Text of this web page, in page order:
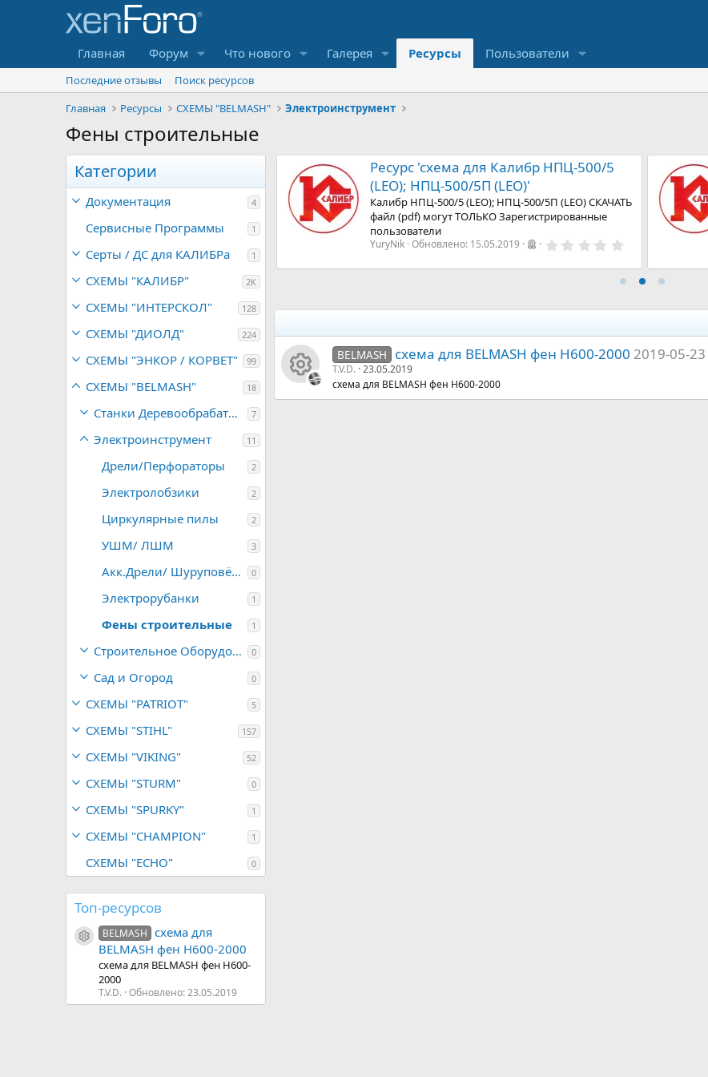
Главная Форум Что нового Галерея Ресурсы Пользователи
Последние отзывы
Поиск ресурсов
Главная
Ресурсы СХЕМЫ "BELMASH" Электроинструмент
Фены строительные
Категории
Документация 4
Сервисные Программы 1
Серты / ДC для КАЛИБРа 1
СХЕМЫ "КАЛИБР" 2К
СХЕМЫ "ИНТЕРСКОЛ" 128
СХЕМЫ "ДИОЛД" 224
СХЕМЫ "ЭНКОР / КОРВЕТ" 99
СХЕМЫ "BELMASH" 18
Станки Деревообрабатывающие 7
Электроинструмент 11
Дрели/Перфораторы 2
Электролобзики 2
Циркулярные пилы 2
УШМ/ ЛШМ 3
Акк.Дрели/ Шуруповёрты 0
Электрорубанки 1
Фены строительные 1
Строительное Оборудование 0
Сад и Огород 0
СХЕМЫ "PATRIOT" 5
СХЕМЫ "STIHL" 157
СХЕМЫ "VIKING" 52
СХЕМЫ "STURM" 0
СХЕМЫ "SPURKY" 1
СХЕМЫ "CHAMPION" 1
СХЕМЫ "ECHO" 0
Топ-ресурсов
Иконка ресурса
BELMASH
схема для
BELMASH фен H600-2000
схема для BELMASH фен H600-
2000
T.V.D. Обновлено:23.05.2019
'схема для Калибр
750/25НК (JM/GDW)'
НПЦ-750/25НК (JM/GDW) КУПИТЬ ЗАПЧАСТИ
пользователи
,
0
0
з
в
е
д
Ресурс 'схема для Калибр НПЦ-500/5
(LEO); НПЦ-500/5П (LEO)'
Калибр НПЦ-500/5 (LEO); НПЦ-500/5П (LEO) СКАЧАТЬ
файл (pdf) могут ТОЛЬКО Зарегистрированные
пользователи
YuryNik Обновлено: 15.05.2019 0
,
0
0
з
е
д
И
BELMASH схема для BELMASH фен H600-2000 2019-05-23
T.V.D. 23.05.2019
схема для BELMASH фен H600-2000